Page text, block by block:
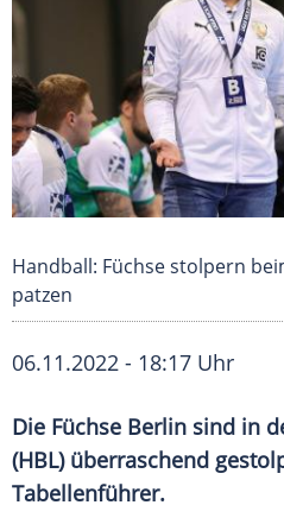
Handball: Füchse stolpern
patzen
06.11.2022 - 18:17 Uhr
Die Füchse Berlin sind in
(HBL) überraschend
Tabellenführer.